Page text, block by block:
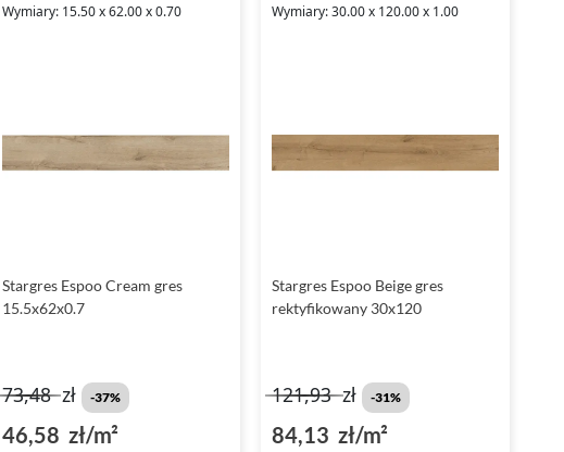
jednym
wyjątkowej trwałości. Dodatkowo, każda płyta jest
antypoślizgowa, co oznacza, że posiada certyfikat R9,
potrzeby tych, którzy pragną stworzyć przestrzeń pełną
spokoju i wyciszenia. Dzięki ich mrozoodporności oraz
bezpieczeństwem i komfortem użytkowania.
Płytki do kuchni - piękno, które przetrwa lata
Wymiary: 15.50 x 62.00 x 0.70
Stargres Espoo Cream gres
15.5x62x0.7
73,48zł -37%
46,58 zł/m²
Wymiary: 30.00 x 120.00 x 1.00
Stargres Espoo Beige gres
rektyfikowany 30x120
121,93zł -31%
84,13 zł/m²